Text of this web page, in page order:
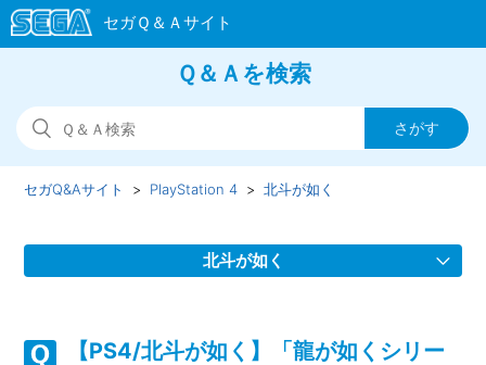
Ｑ＆Ａを検索
セガQ&Aサイト PlayStation 4 北斗が如く
北斗が如く
勝てない場合はどうすればいいのか
【PS4/北斗が如く】「龍が如くシリー